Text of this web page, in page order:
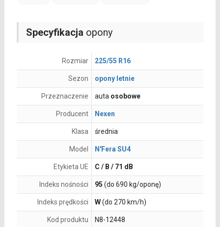
Specyfikacja opony
Rozmiar 225/55 R16
Sezon opony letnie
Przeznaczenie auta osobowe
Producent Nexen
Klasa średnia
Model N'Fera SU4
Etykieta UE C / B / 71 dB
Indeks nośności 95 (do 690 kg/oponę)
Indeks prędkości W(do 270 km/h)
Kod produktu N8-12448